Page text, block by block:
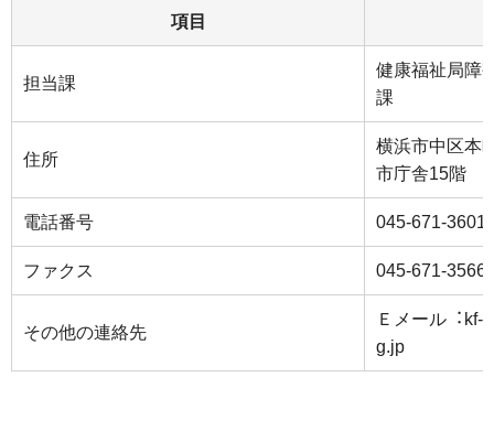
項目
担当課
健康福祉局障
課
住所
横浜市中区本
市庁舎15階
電話番号 045-671-3601
ファクス 045-671-3566
その他の連絡先
Ｅメール︓kf-
g.jp